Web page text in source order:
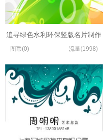
追寻绿色水利环保竖版名片制作
图币(0) 流量(1998)